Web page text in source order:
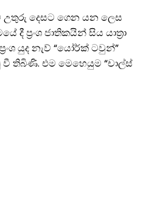
උතුරු දෙසට ගෙන යන ලෙස
ප්‍රංශ ජාතිකයින් සිය යාත්‍රා
යුද නැව් “යෝර්ක් ටවුන්”
වී තිබිණි. එම මෙහෙයුම “චාල්ස්